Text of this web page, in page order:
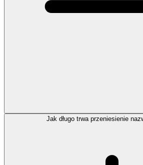
Jak długo trwa przeniesienie